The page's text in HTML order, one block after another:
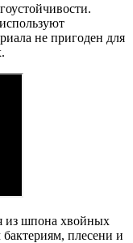
не пригоден для
из шпона хвойных
плесени и